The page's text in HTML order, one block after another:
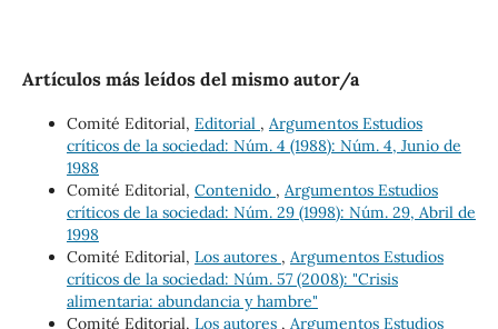
Artículos más leídos del mismo autor/a
Comité Editorial, Editorial , Argumentos Estudios
críticos de la sociedad: Núm. 4 (1988): Núm. 4, Junio de
1988
Comité Editorial, Contenido , Argumentos Estudios
críticos de la sociedad: Núm. 29 (1998): Núm. 29, Abril de
1998
Comité Editorial, Los autores , Argumentos Estudios
críticos de la sociedad: Núm. 57 (2008): "Crisis
alimentaria: abundancia y hambre"
Comité Editorial, Los autores , Argumentos Estudios